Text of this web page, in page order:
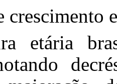
crescimento
etária